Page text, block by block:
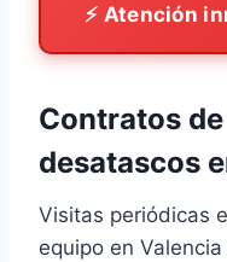
⚡ Atención
Contratos de
desatascos
Visitas periódicas
equipo en